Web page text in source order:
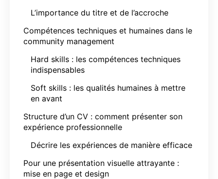
L’importance du titre et de l’accroche
Compétences techniques et humaines dans le
community management
Hard skills : les compétences techniques
indispensables
Soft skills : les qualités humaines à mettre
en avant
Structure d’un CV : comment présenter son
expérience professionnelle
Décrire les expériences de manière efficace
Pour une présentation visuelle attrayante :
mise en page et design